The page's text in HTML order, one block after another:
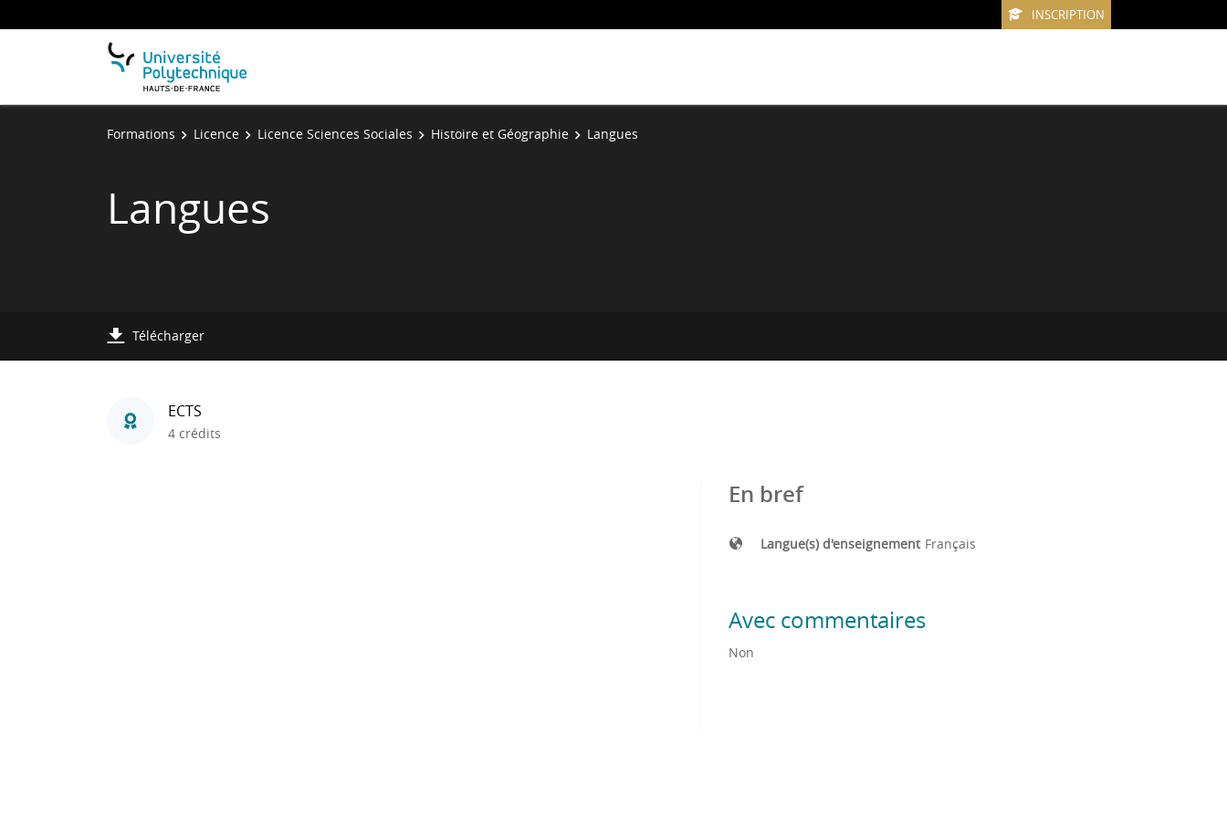
INSCRIPTION
Formations Licence Licence Sciences Sociales Histoire et Géographie Langues
Langues
Télécharger
ECTS
4 crédits
En bref
Langue(s) d'enseignement Français
Avec commentaires
Non